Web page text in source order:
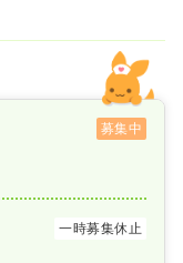
募集中
一時募集休止